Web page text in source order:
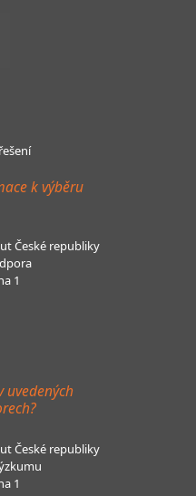
k výběru
České republiky
1
uvedených
České republiky
1